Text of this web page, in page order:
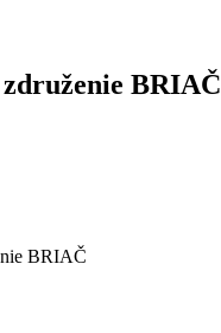
BRIAČ
BRIAČ